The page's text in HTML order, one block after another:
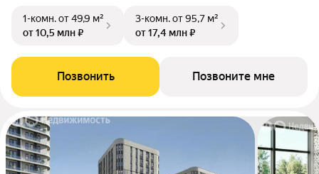
1-комн.от 49,9 м²
от 10,5 млн ₽
3-комн.от 95,7 м²
от 17,4 млн ₽
Позвонить Позвоните мне